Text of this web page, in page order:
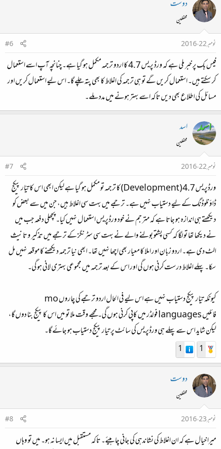
دوست
محفلین
نومبر 22، 2016
#6
فیس بک پر خبر ملی ہے کہ ورڈ پریس 4.7 کا اردو ترجمہ مکمل ہو گیا ہے۔ چنانچہ آپ اسے استعمال
کر سکتے ہیں۔ استعمال کریں گے تو ہی ترجمہ کی اغلاط کا بھی پتہ چلے گا۔ اس لیے استعمال کریں اور
مسائل کی اطلاع بھی دیں تاکہ اسے بہتر ہونے میں مدد ملے۔
اسد
محفلین
نومبر 22، 2016
#7
ورڈپریس 4.7 (Development) کا ترجمہ تو مکمل ہو گیا ہے لیکن ابھی اس کا تیّار پیکج
ڈاؤنلوڈنگ کے لیے دستیاب نہیں ہے۔ ترجمے میں بہت سی اغلاط ہیں، جن میں سے بعض کو
دیکھتے ہی اندازہ ہو جاتا ہے کہ مترجم نے خود ورڈپریس استعمال نہیں کیا۔ پچھلی دفعہ جب میں
نے دیکھا تھا تو لگا کہ کسی پشتو بولنے والے نے بہت سی سٹرنگز کے ترجمے میں تذکیر و تانیث
الٹ دی ہے۔ اردو زبان اور املا کا معیار بھی اچھا نہیں تھا۔ ابھی نیا ترجمہ دیکھنے کا موقعہ نہیں مل
سکا۔ پہلے اغلاط درست کرنی ہوں گی اور اس کے بعد ترجمہ میں مجموعی بہتری لانی ہو گی۔
کیونکہ تیّار پیکج دستیاب نہیں ہے اس لیے فی الحال اردو ترجمے کی چاروں mo
فائلیں languages فولڈر میں کاپی کرنی ہوں گی۔ مجھے وقت ملا تو میں اس کا پیکج بنا دوں گا،
لیکن شاید اس سے پہلے ہی ورڈپریس کی سائٹ پر تیار پیکج دستیاب ہو جائے گا۔
1
1
دوست
محفلین
نومبر 23، 2016
#8
میرا خیال ہے کہ ان اغلاط کی نشاندہی کی جانی چاہیئے۔ تاکہ مستقبل میں ایسا نہ ہو۔ میں تو وہاں